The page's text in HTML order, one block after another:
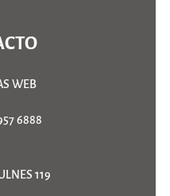
WEB
6888
119